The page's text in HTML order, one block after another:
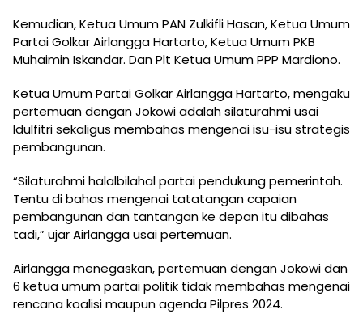
Kemudian, Ketua Umum PAN Zulkifli Hasan, Ketua Umum
Partai Golkar Airlangga Hartarto, Ketua Umum PKB
Muhaimin Iskandar. Dan Plt Ketua Umum PPP Mardiono.
Ketua Umum Partai Golkar Airlangga Hartarto, mengaku
pertemuan dengan Jokowi adalah silaturahmi usai
Idulfitri sekaligus membahas mengenai isu-isu strategis
pembangunan.
“Silaturahmi halalbilahal partai pendukung pemerintah.
Tentu di bahas mengenai tatatangan capaian
pembangunan dan tantangan ke depan itu dibahas
tadi,” ujar Airlangga usai pertemuan.
Airlangga menegaskan, pertemuan dengan Jokowi dan
6 ketua umum partai politik tidak membahas mengenai
rencana koalisi maupun agenda Pilpres 2024.